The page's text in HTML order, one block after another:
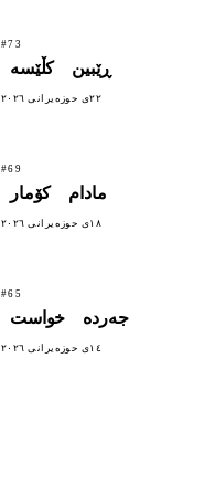
#73
کڵێسە ڕێبین
٢٢ی حوزەیرانی ٢٠٢٦
#69
کۆمار مادام
١٨ی حوزەیرانی ٢٠٢٦
#65
خواست جەردە
١٤ی حوزەیرانی ٢٠٢٦